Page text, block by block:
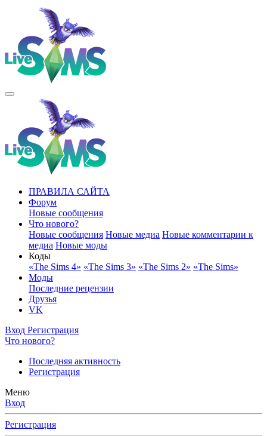
ПРАВИЛА САЙТА
Форум
Новые сообщения
Что нового?
Новые сообщения Новые медиа Новые комментарии к
медиа Новые моды
Коды
«The Sims 4» «The Sims 3» «The Sims 2» «The Sims»
Моды
Последние рецензии
Друзья
VK
Вход Регистрация
Что нового?
Последняя активность
Регистрация
Меню
Вход
Регистрация